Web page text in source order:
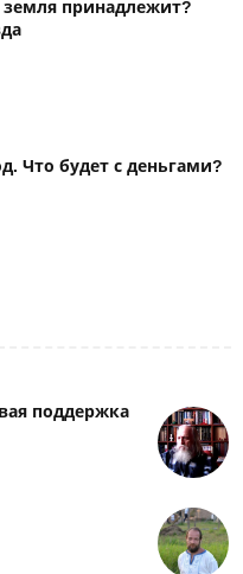
земля принадлежит?
Что будет с деньгами?
поддержка